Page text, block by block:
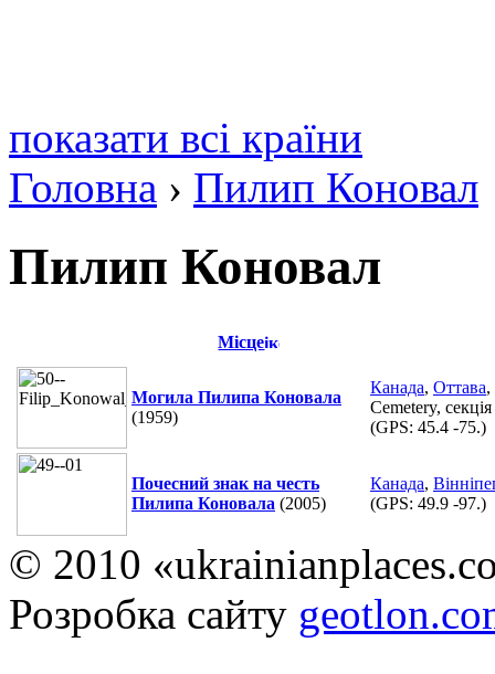
показати всі країни
Головна › Пилип Коновал
Пилип Коновал
Місце
Могила Пилипа Коновала
(1959)
Канада, Оттава,
Cemetery,
(GPS: 45.4 -75.)
Почесний знак на честь
Пилипа Коновала (2005)
Канада,
(GPS: 49.9 -97.)
© 2010
Розробка сайту